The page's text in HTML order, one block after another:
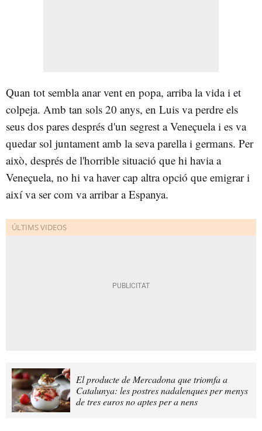
Quan tot sembla anar vent en popa, arriba la vida i et
colpeja. Amb tan sols 20 anys, en Luis va perdre els
seus dos pares després d'un segrest a Veneçuela i es va
quedar sol juntament amb la seva parella i germans. Per
això, després de l'horrible situació que hi havia a
Veneçuela, no hi va haver cap altra opció que emigrar i
així va ser com va arribar a Espanya.
El producte de Mercadona que triomfa a
Catalunya: les postres nadalenques per menys
de tres euros no aptes per a nens